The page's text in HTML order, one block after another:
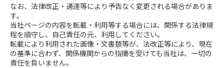
なお、法律改正・通達等により予告なく変更される場合がありま
す。
当社ページの内容を転載・利用等する場合には、関係する法律規
程を順守し、自己責任の元、利用してください。
転載により利用された画像・文書類等が、法改正等により、現在
の基準に合わず、関係機関からの指摘を受けても当社は、一切の
責任を負いません。